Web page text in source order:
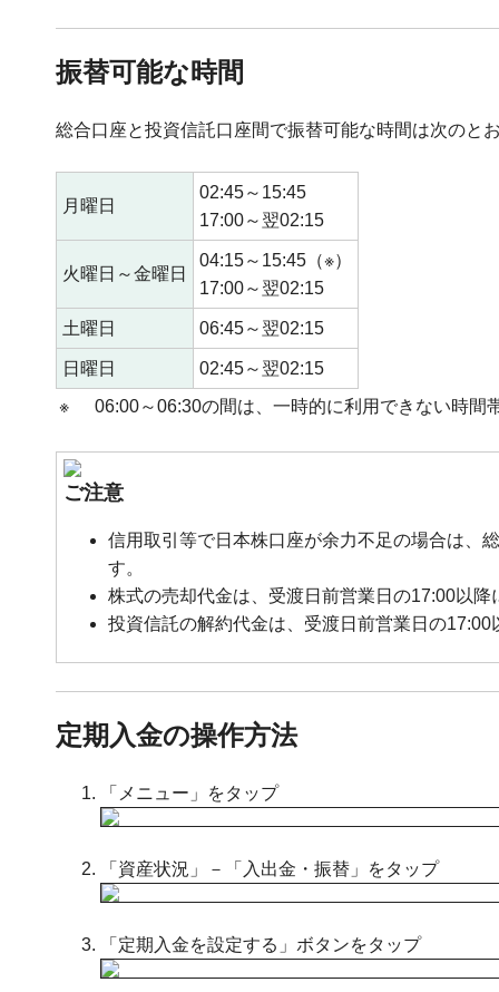
振替可能な時間
総合口座と投資信託口座間で振替可能な時間は次のと
月曜日
02:45～15:45
17:00～翌02:15
火曜日～金曜日
04:15～15:45（※）
17:00～翌02:15
土曜日 06:45～翌02:15
日曜日
02:45～翌02:15
※
06:00～06:30の間は、一時的に利用できない時間
ご注意
信用取引等で日本株口座が余力不足の場合は、
す。
株式の売却代金は、受渡日前営業日の17:00以
投資信託の解約代金は、受渡日前営業日の
定期入金の操作方法
「メニュー」をタップ
「資産状況」－「入出金・振替」をタップ
「定期入金を設定する」ボタンをタップ